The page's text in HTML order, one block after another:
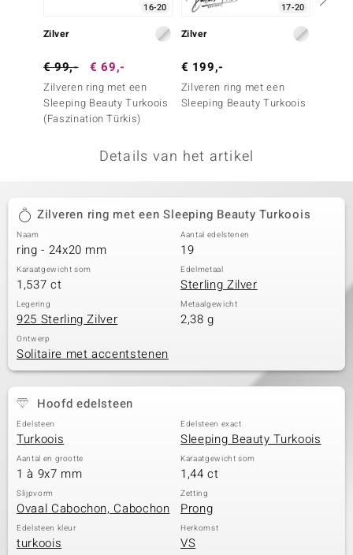
16-20
Zilver
€ 99,- € 69,-
Zilveren ring met een
Sleeping Beauty Turkoois
(Faszination Türkis)
17-20
Zilver
€ 199,-
Zilveren ring met een
Sleeping Beauty Turkoois
Details van het artikel
Zilveren ring met een Sleeping Beauty Turkoois
Naam
ring - 24x20 mm
Aantal edelstenen
19
Karaatgewicht som
1,537 ct
Edelmetaal
Sterling Zilver
Legering
925 Sterling Zilver
Metaalgewicht
2,38 g
Ontwerp
Solitaire met accentstenen
Hoofd edelsteen
Edelsteen
Turkoois
Edelsteen exact
Sleeping Beauty Turkoois
Aantal en grootte
1 à 9x7 mm
Karaatgewicht som
1,44 ct
Slijpvorm
Ovaal Cabochon, Cabochon
Zetting
Prong
Edelsteen kleur
turkoois
Herkomst
VS